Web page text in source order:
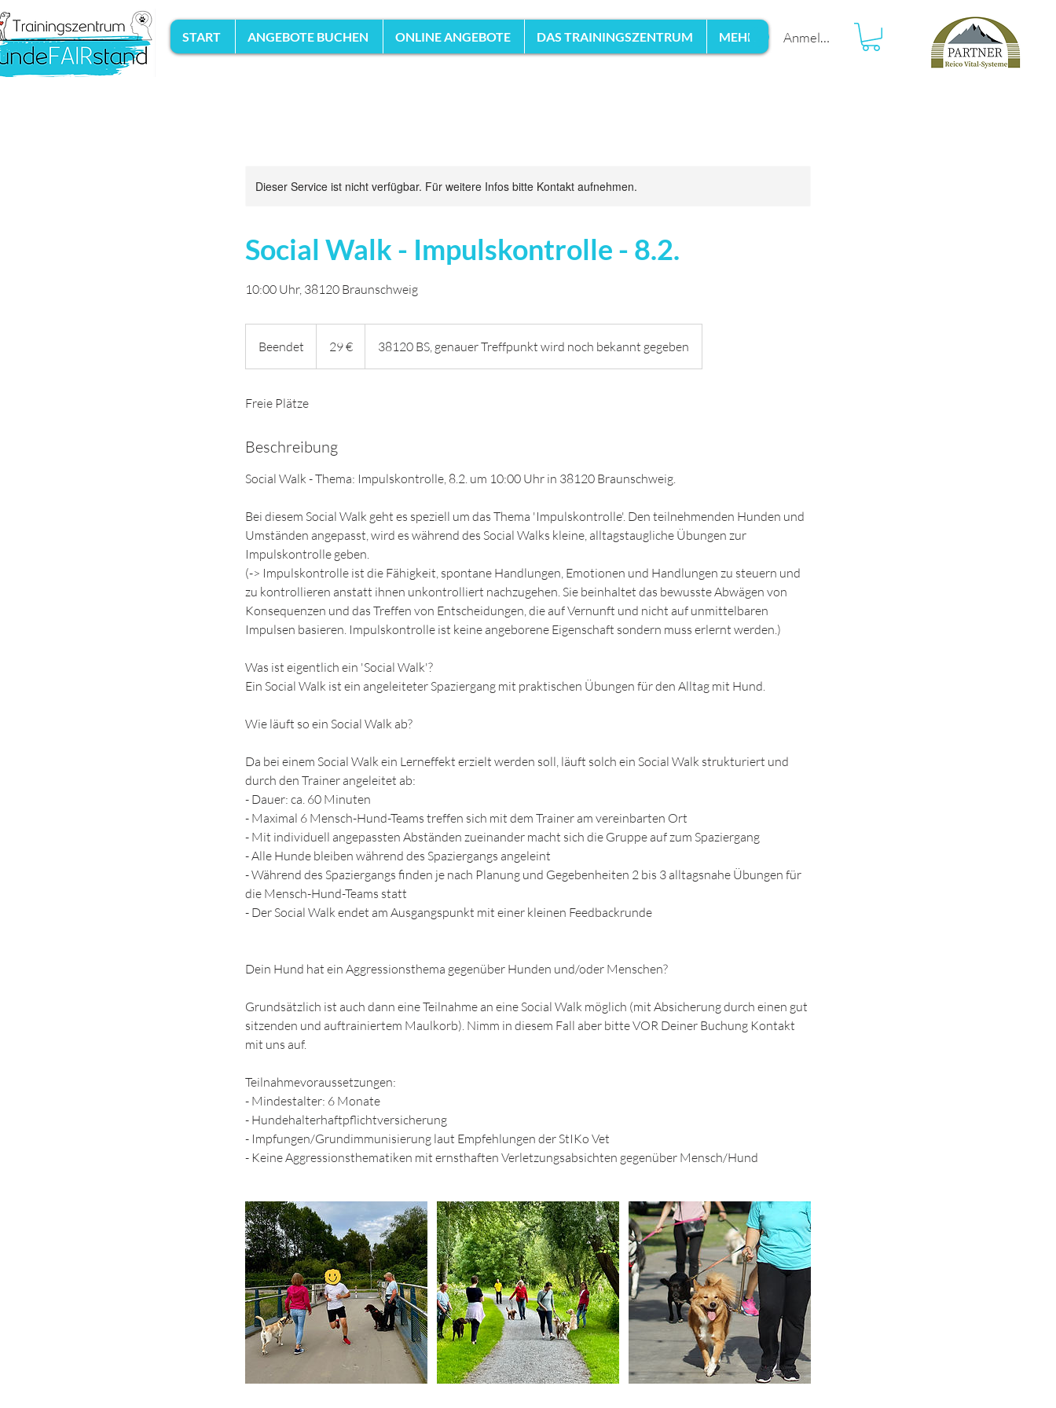
START ANGEBOTE BUCHEN ONLINE ANGEBOTE DAS TRAININGSZENTRUM MEHR Anmelden
Dieser Service ist nicht verfügbar. Für weitere Infos bitte Kontakt aufnehmen.
Social Walk - Impulskontrolle - 8.2.
10:00 Uhr, 38120 Braunschweig
Beendet
e
n
e
29 € 38120 BS, genauer Treffpunkt wird noch bekannt gegeben
Freie Plätze
Beschreibung
Social Walk - Thema: Impulskontrolle, 8.2. um 10:00 Uhr in 38120 Braunschweig.
​​Bei diesem Social Walk geht es speziell um das Thema 'Impulskontrolle'. Den teilnehmenden Hunden und
Umständen angepasst, wird es während des Social Walks kleine, alltagstaugliche Übungen zur
Impulskontrolle geben.
(-> ​Impulskontrolle ist die Fähigkeit, spontane Handlungen, Emotionen und Handlungen zu steuern und
zu kontrollieren anstatt ihnen unkontrolliert nachzugehen. Sie beinhaltet das bewusste Abwägen von
Konsequenzen und das Treffen von Entscheidungen, die auf Vernunft und nicht auf unmittelbaren
Impulsen basieren. Impulskontrolle ist keine angeborene Eigenschaft sondern muss erlernt werden.)
Was ist eigentlich ein 'Social Walk'?
​Ein Social Walk ist ein angeleiteter Spaziergang mit praktischen Übungen für den Alltag mit Hund.
Wie läuft so ein Social Walk ab?
Da bei einem Social Walk ein Lerneffekt erzielt werden soll, läuft solch ein Social Walk strukturiert und
durch den Trainer angeleitet ab:
- Dauer: ca. 60 Minuten
- Maximal 6 Mensch-Hund-Teams treffen sich mit dem Trainer am vereinbarten Ort
- Mit individuell angepassten Abständen zueinander macht sich die Gruppe auf zum Spaziergang
- Alle Hunde bleiben während des Spaziergangs angeleint
- Während des Spaziergangs finden je nach Planung und Gegebenheiten 2 bis 3 alltagsnahe Übungen für
die Mensch-Hund-Teams statt
- Der Social Walk endet am Ausgangspunkt mit einer kleinen Feedbackrunde
Dein Hund hat ein Aggressionsthema gegenüber Hunden und/oder Menschen?
Grundsätzlich ist auch dann eine Teilnahme an eine Social Walk möglich (mit Absicherung durch einen gut
sitzenden und auftrainiertem Maulkorb). Nimm in diesem Fall aber bitte VOR Deiner Buchung Kontakt
mit uns auf.
Teilnahmevoraussetzungen:
- Mindestalter: 6 Monate
- Hundehalterhaftpflichtversicherung
- Impfungen/Grundimmunisierung laut Empfehlungen der StIKo Vet
- Keine Aggressionsthematiken mit ernsthaften Verletzungsabsichten gegenüber Mensch/Hund